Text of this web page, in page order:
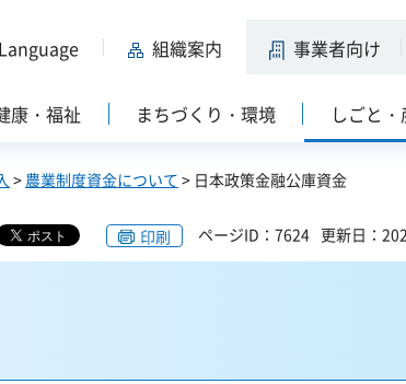
Language 組織案内 事業者向け
康・福祉 まちづくり・環境 しごと
> 農業制度資金について > 日本政策金融公庫資金
印刷 ページID：7624 更新日：